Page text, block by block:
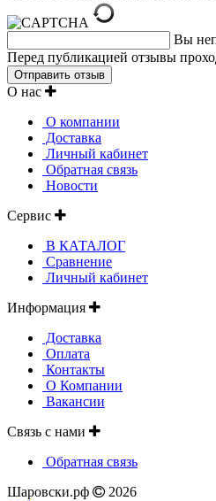
Вы
Перед публикацией отзывы
О нас
О компании
Доставка
Личный кабинет
Обратная связь
Новости
Сервис
В КАТАЛОГ
Сравнение
Личный кабинет
Информация
Доставка
Оплата
Контакты
О Компании
Вакансии
Связь с нами
Обратная связь
Шаровски.рф
2026